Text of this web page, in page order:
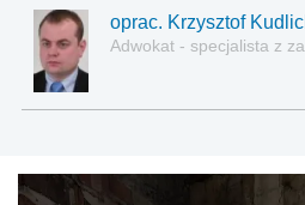
oprac. Krzysztof
Adwokat - specjalista z